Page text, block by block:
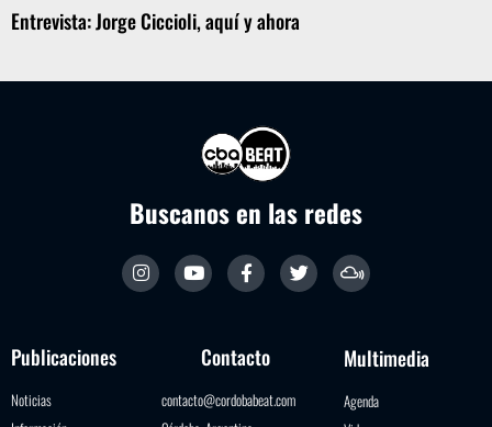
Entrevista: Jorge Ciccioli, aquí y ahora
Buscanos en las redes
Publicaciones
Noticias
Contacto
contacto@cordobabeat.com
Multimedia
Agenda